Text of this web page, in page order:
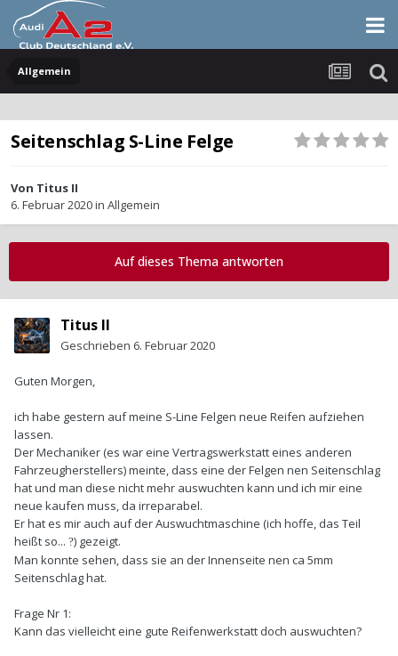
Allgemein
Seitenschlag S-Line Felge
Von Titus II
6. Februar 2020in Allgemein
Auf dieses Thema antworten
Titus II
Geschrieben 6. Februar 2020
Guten Morgen,
ich habe gestern auf meine S-Line Felgen neue Reifen aufziehen
lassen.
Der Mechaniker (es war eine Vertragswerkstatt eines anderen
Fahrzeugherstellers) meinte, dass eine der Felgen nen Seitenschlag
hat und man diese nicht mehr auswuchten kann und ich mir eine
neue kaufen muss, da irreparabel.
Er hat es mir auch auf der Auswuchtmaschine (ich hoffe, das Teil
heißt so... ?) gezeigt.
Man konnte sehen, dass sie an der Innenseite nen ca 5mm
Seitenschlag hat.
Frage Nr 1:
Kann das vielleicht eine gute Reifenwerkstatt doch auswuchten?